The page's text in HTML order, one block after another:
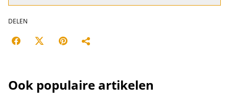
DELEN
Ook populaire artikelen